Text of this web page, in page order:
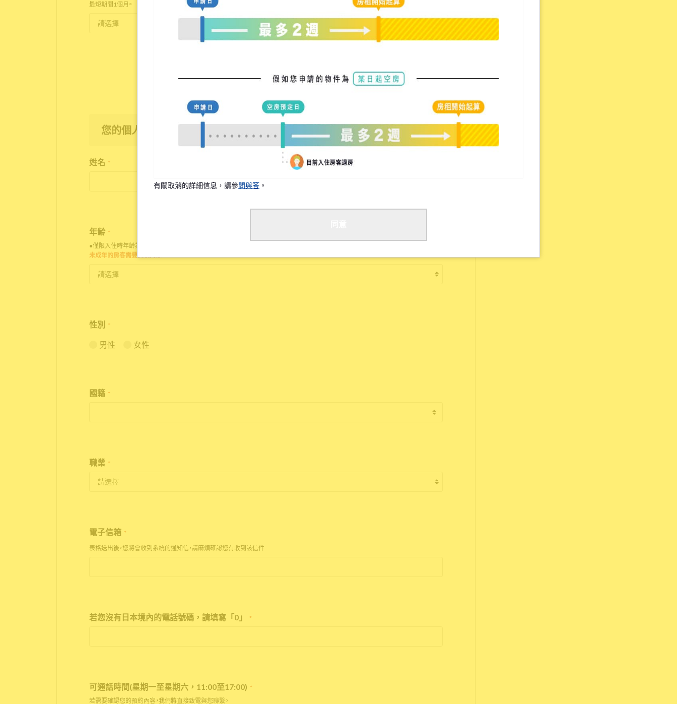
最短期間1個月。
您的個人資訊
姓名 *
年齢 *
●僅限入住時年齡為18歲至35歲之人士申請入住。
未成年的房客需要雙親同意。
性別 *
男性 女性
國籍 *
職業 *
電子信箱 *
表格送出後，您將會收到系統的通知信，請麻煩確認您有收到該信件
若您沒有日本境內的電話號碼，請填寫「0」 *
可通話時間(星期一至星期六，11:00至17:00) *
若需要確認您的預約內容，我們將直接致電與您聯繫。
有關取消的詳細信息，請參問與答 。